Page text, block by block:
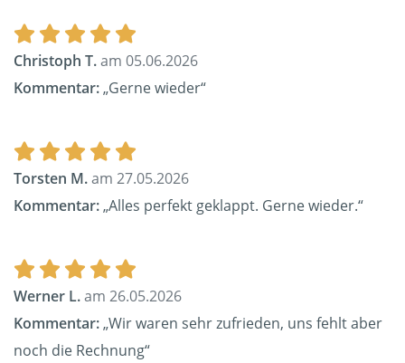
Christoph T.am 05.06.2026
Kommentar:„Gerne wieder“
Torsten M.am 27.05.2026
Kommentar:„Alles perfekt geklappt. Gerne wieder.“
Werner L.am 26.05.2026
Kommentar:„Wir waren sehr zufrieden, uns fehlt aber
noch die Rechnung“